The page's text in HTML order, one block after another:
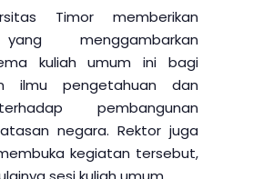
Timor memberikan
menggambarkan
kuliah umum ini bagi
ilmu pengetahuan dan
pembangunan
negara. Rektor juga
kegiatan tersebut,